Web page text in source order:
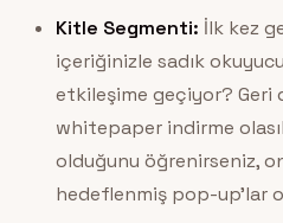
Kitle Segmenti: İlk kez
içeriğinizle sadık
etkileşime geçiyor?
whitepaper indirme
olduğunu öğrenirseniz,
hedeflenmiş pop-up’lar